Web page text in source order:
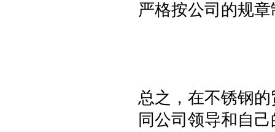
严格按公司的规
总之，在不锈钢
同公司领导和自